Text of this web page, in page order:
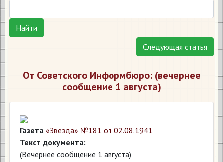
Найти
Следующая статья
От Советского Информбюро: (вечернее
сообщение 1 августа)
Газета «Звезда» №181 от 02.08.1941
Текст документа:
(Вечернее сообщение 1 августа)